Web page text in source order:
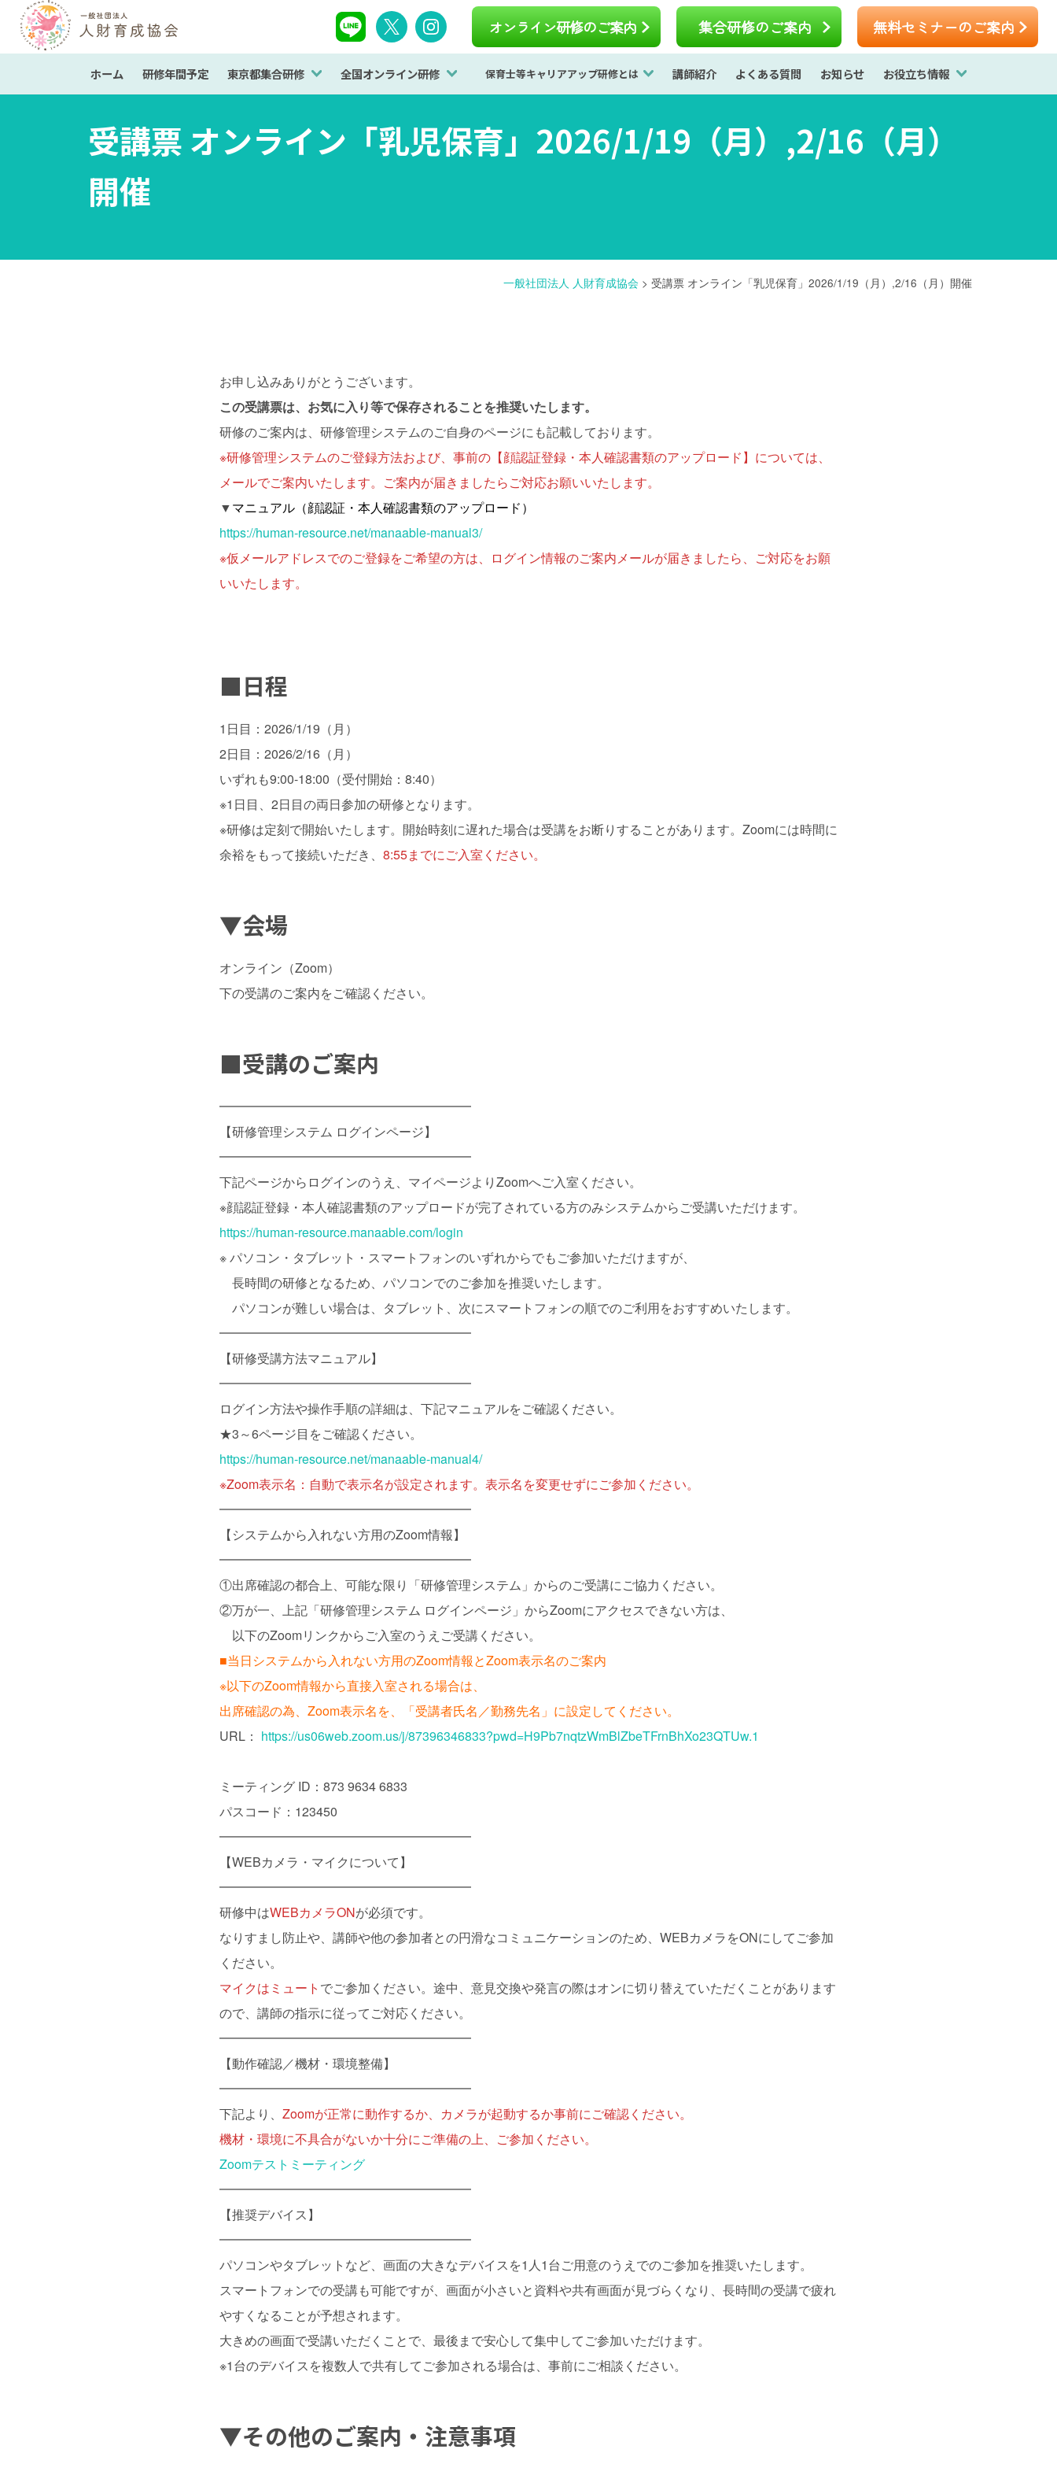
オンライン研修のご案内 集合研修のご案内 無料セミナーのご案内
ホーム 研修年間予定 東京都集合研修 全国オンライン研修 保育士等キャリアアップ研修とは 講師紹介 よくある質問 お知らせ お役立ち情報
受講票 オンライン「乳児保育」2026/1/19（月）,2/16（月）
開催
一般社団法人 人財育成協会 > 受講票 オンライン「乳児保育」2026/1/19（月）,2/16（月）開催
お申し込みありがとうございます。
この受講票は、お気に入り等で保存されることを推奨いたします。
研修のご案内は、研修管理システムのご自身のページにも記載しております。
※研修管理システムのご登録方法および、事前の【顔認証登録・本人確認書類のアップロード】については、
メールでご案内いたします。ご案内が届きましたらご対応お願いいたします。
▼マニュアル（顔認証・本人確認書類のアップロード）
https://human-resource.net/manaable-manual3/
※仮メールアドレスでのご登録をご希望の方は、ログイン情報のご案内メールが届きましたら、ご対応をお願
いいたします。
■日程
1日目：2026/1/19（月）
2日目：2026/2/16（月）
いずれも9:00-18:00（受付開始：8:40）
※1日目、2日目の両日参加の研修となります。
※研修は定刻で開始いたします。開始時刻に遅れた場合は受講をお断りすることがあります。Zoomには時間に
余裕をもって接続いただき、 8:55までにご入室ください。
▼会場
オンライン（Zoom）
下の受講のご案内をご確認ください。
■受講のご案内
━━━━━━━━━━━━━━━━━━━━
【研修管理システム ログインページ】
━━━━━━━━━━━━━━━━━━━━
下記ページからログインのうえ、マイページよりZoomへご入室ください。
※顔認証登録・本人確認書類のアップロードが完了されている方のみシステムからご受講いただけます。
https://human-resource.manaable.com/login
※ パソコン・タブレット・スマートフォンのいずれからでもご参加いただけますが、
長時間の研修となるため、パソコンでのご参加を推奨いたします。
パソコンが難しい場合は、タブレット、次にスマートフォンの順でのご利用をおすすめいたします。
━━━━━━━━━━━━━━━━━━━━
【研修受講方法マニュアル】
━━━━━━━━━━━━━━━━━━━━
ログイン方法や操作手順の詳細は、下記マニュアルをご確認ください。
★3～6ページ目をご確認ください。
https://human-resource.net/manaable-manual4/
※Zoom表示名：自動で表示名が設定されます。表示名を変更せずにご参加ください。
━━━━━━━━━━━━━━━━━━━━
【システムから入れない方用のZoom情報】
━━━━━━━━━━━━━━━━━━━━
①出席確認の都合上、可能な限り「研修管理システム」からのご受講にご協力ください。
②万が一、上記「研修管理システム ログインページ」からZoomにアクセスできない方は、
以下のZoomリンクからご入室のうえご受講ください。
■当日システムから入れない方用のZoom情報とZoom表示名のご案内
※以下のZoom情報から直接入室される場合は、
出席確認の為、Zoom表示名を、「受講者氏名／勤務先名」に設定してください。
URL： https://us06web.zoom.us/j/87396346833?pwd=H9Pb7nqtzWmBlZbeTFrnBhXo23QTUw.1
ミーティング ID：873 9634 6833
パスコード：123450
━━━━━━━━━━━━━━━━━━━━
【WEBカメラ・マイクについて】
━━━━━━━━━━━━━━━━━━━━
研修中はWEBカメラONが必須です。
なりすまし防止や、講師や他の参加者との円滑なコミュニケーションのため、WEBカメラをONにしてご参加
ください。
マイクはミュート でご参加ください。途中、意見交換や発言の際はオンに切り替えていただくことがあります
ので、講師の指示に従ってご対応ください。
━━━━━━━━━━━━━━━━━━━━
【動作確認／機材・環境整備】
━━━━━━━━━━━━━━━━━━━━
下記より、 Zoomが正常に動作するか、カメラが起動するか事前にご確認ください。
機材・環境に不具合がないか十分にご準備の上、ご参加ください。
Zoomテストミーティング
━━━━━━━━━━━━━━━━━━━━
【推奨デバイス】
━━━━━━━━━━━━━━━━━━━━
パソコンやタブレットなど、画面の大きなデバイスを1人1台ご用意のうえでのご参加を推奨いたします。
スマートフォンでの受講も可能ですが、画面が小さいと資料や共有画面が見づらくなり、長時間の受講で疲れ
やすくなることが予想されます。
大きめの画面で受講いただくことで、最後まで安心して集中してご参加いただけます。
※1台のデバイスを複数人で共有してご参加される場合は、事前にご相談ください。
▼その他のご案内・注意事項